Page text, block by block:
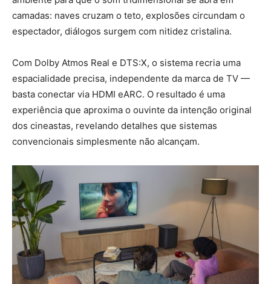
camadas: naves cruzam o teto, explosões circundam o
espectador, diálogos surgem com nitidez cristalina.
Com Dolby Atmos Real e DTS:X, o sistema recria uma
espacialidade precisa, independente da marca de TV —
basta conectar via HDMI eARC. O resultado é uma
experiência que aproxima o ouvinte da intenção original
dos cineastas, revelando detalhes que sistemas
convencionais simplesmente não alcançam.